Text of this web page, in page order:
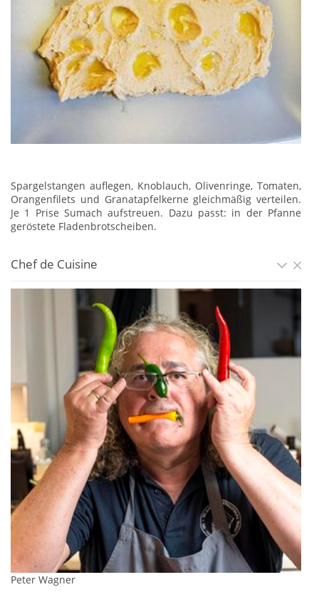
Spargelstangen auflegen, Knoblauch, Olivenringe, Tomaten,
Orangenfilets und Granatapfelkerne gleichmäßig verteilen.
Je 1 Prise Sumach aufstreuen. Dazu passt: in der Pfanne
geröstete Fladenbrotscheiben.
Chef de Cuisine
Peter Wagner